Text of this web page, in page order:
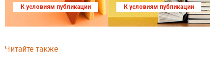
К условиям публикации К условиям публикации
Читайте также